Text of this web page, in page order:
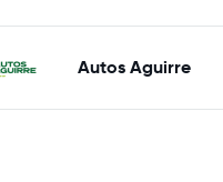
Autos Aguirre